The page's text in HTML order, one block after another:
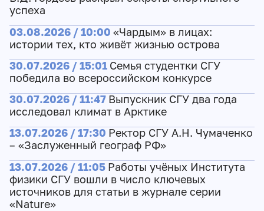
успеха
03.08.2026 / 10:00 «Чардым» в лицах:
истории тех, кто живёт жизнью острова
30.07.2026 / 15:01 Семья студентки СГУ
победила во всероссийском конкурсе
30.07.2026 / 11:47 Выпускник СГУ два года
исследовал климат в Арктике
13.07.2026 / 17:30 Ректор СГУ А.Н. Чумаченко
– «Заслуженный географ РФ»
13.07.2026 / 11:05 Работы учёных Института
физики СГУ вошли в число ключевых
источников для статьи в журнале серии
«Nature»